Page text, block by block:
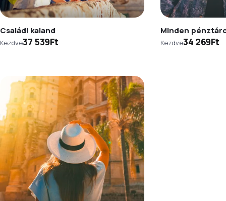
Családi kaland
Kezdve37 539Ft
Minden
Kezdve34 269Ft